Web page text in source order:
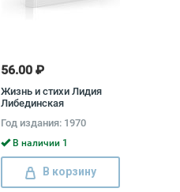
56.00 ₽
Жизнь и стихи Лидия
Либединская
Год издания: 1970
В наличии 1
В корзину